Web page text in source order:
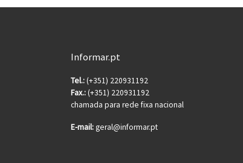
Informar.pt
Tel.:(+351) 220931192
Fax.:(+351) 220931192
chamada para rede fixa nacional
E-mail:geral@informar.pt